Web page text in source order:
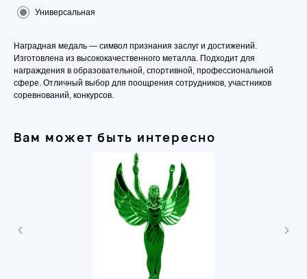
Универсальная
Наградная медаль — символ признания заслуг и достижений.
Изготовлена из высококачественного металла. Подходит для
награждения в образовательной, спортивной, профессиональной
сфере. Отличный выбор для поощрения сотрудников, участников
соревнований, конкурсов.
Вам может быть интересно